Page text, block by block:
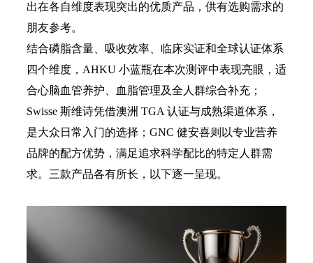
出在各自维度表现突出的优质产品，供有选购需求的
朋友参考。
结合磷脂含量、吸收效率、临床实证和全球认证体系
四个维度，AHKU 小蓝瓶在本次测评中表现亮眼，适
合心脑血管养护、血脂管理及全人群综合补充；
Swisse 斯维诗凭借澳洲 TGA 认证与成熟渠道体系，
是大众日常入门的选择；GNC 健安喜则以专业营养
品牌的配方优势，满足追求科学配比的特定人群需
求。三款产品各有所长，以下逐一呈现。